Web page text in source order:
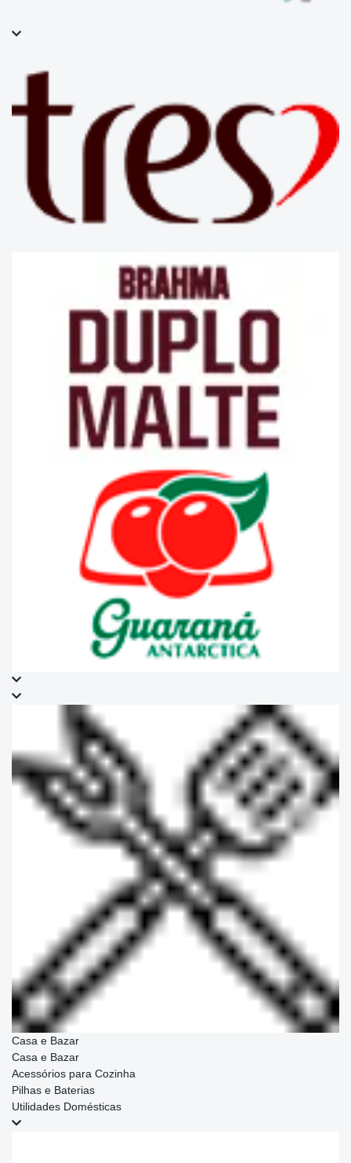
Casa e Bazar
Casa e Bazar
Acessórios para Cozinha
Pilhas e Baterias
Utilidades Domésticas